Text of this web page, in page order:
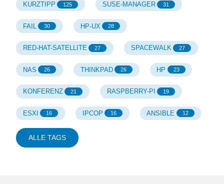
KURZTIPP 125 SUSE-MANAGER 31
FAIL 30 HP-UX 28
RED-HAT-SATELLITE 27 SPACEWALK 27
NAS 26 THINKPAD 26 HP 23
KONFERENZ 21 RASPBERRY-PI 19
ESXI 16 IPCOP 16 ANSIBLE 12
ALLE TAGS